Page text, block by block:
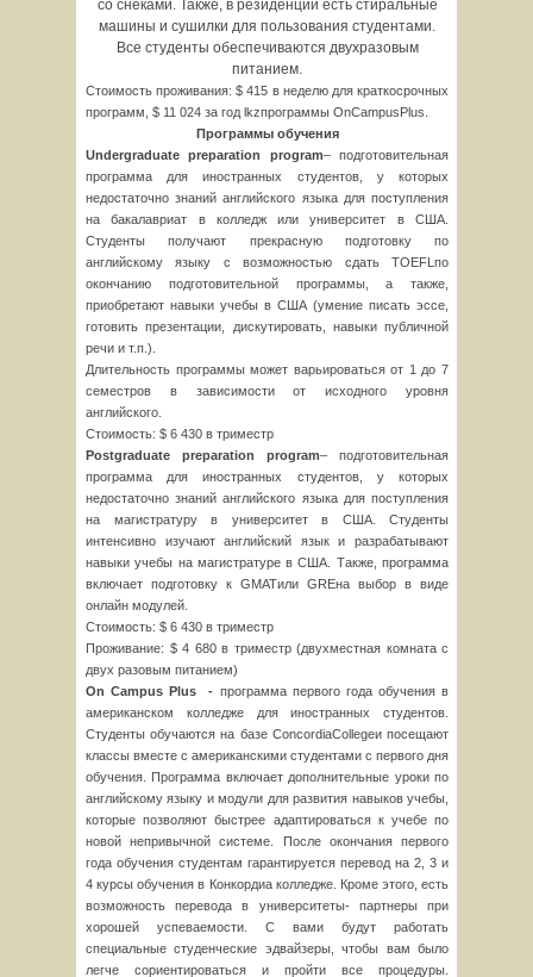
со снеками. Также, в резиденции есть стиральные
машины и сушилки для пользования студентами.
Все студенты обеспечиваются двухразовым
питанием.
Стоимость проживания: $ 415 в неделю для краткосрочных
программ, $ 11 024 за год lkzпрограммы OnCampusPlus.
Программы обучения
Undergraduatepreparation program– подготовительная
программа для иностранных студентов, у которых
недостаточно знаний английского языка для поступления
на бакалавриат в колледж или университет в США.
Студенты получают прекрасную подготовку по
английскому языку с возможностью сдать TOEFLпо
окончанию подготовительной программы, а также,
приобретают навыки учебы в США (умение писать эссе,
готовить презентации, дискутировать, навыки публичной
речи и т.п.).
Длительность программы может варьироваться от 1 до 7
семестров в зависимости от исходного уровня
английского.
Стоимость: $ 6 430 в триместр
Postgraduate preparation program– подготовительная
программа для иностранных студентов, у которых
недостаточно знаний английского языка для поступления
на магистратуру в университет в США. Студенты
интенсивно изучают английский язык и разрабатывают
навыки учебы на магистратуре в США. Также, программа
включает подготовку к GMATили GREна выбор в виде
онлайн модулей.
Стоимость: $ 6 430 в триместр
Проживание: $ 4 680 в триместр (двухместная комната с
двух разовым питанием)
OnCampusPlus - программа первого года обучения в
американском колледже для иностранных студентов.
Студенты обучаются на базе ConcordiaCollegeи посещают
классы вместе с американскими студентами с первого дня
обучения. Программа включает дополнительные уроки по
английскому языку и модули для развития навыков учебы,
которые позволяют быстрее адаптироваться к учебе по
новой непривычной системе. После окончания первого
года обучения студентам гарантируется перевод на 2, 3 и
4 курсы обучения в Конкордиа колледже. Кроме этого, есть
возможность перевода в университеты- партнеры при
хорошей успеваемости. С вами будут работать
специальные студенческие эдвайзеры, чтобы вам было
легче сориентироваться и пройти все процедуры.